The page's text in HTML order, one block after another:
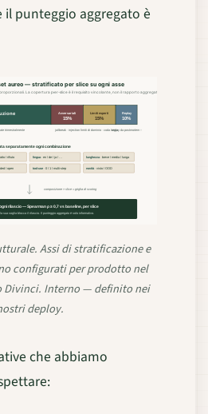
il punteggio aggregato è
aureo — stratificato per slice su ogni asse
proporzionali. La copertura per-slice è il requisito vincolante, non il rapporto aggregato.
Avversariali
15%
Limiti esperti
15%
Replay
10%
trimestralmente jailbreak · injection limiti di dominio · coda lungareplay da postmortem ↑
separatamente ogni combinazione
/ rifiuto lingua· en / de / ja / … lunghezza· breve / media / lunga
/ open tool-use· 0 / 1 / multi-step novità· visto / OOD
composizione × slice = griglia di scoring
rilascio — Spearman ρ ≥ 0,7 vs baseline, per slice
sua soglia blocca il rilascio. Il punteggio aggregato è solo informativo.
Assi di stratificazione e
configurati per prodotto nel
Divinci. Interno — definito nei
deploy.
che abbiamo